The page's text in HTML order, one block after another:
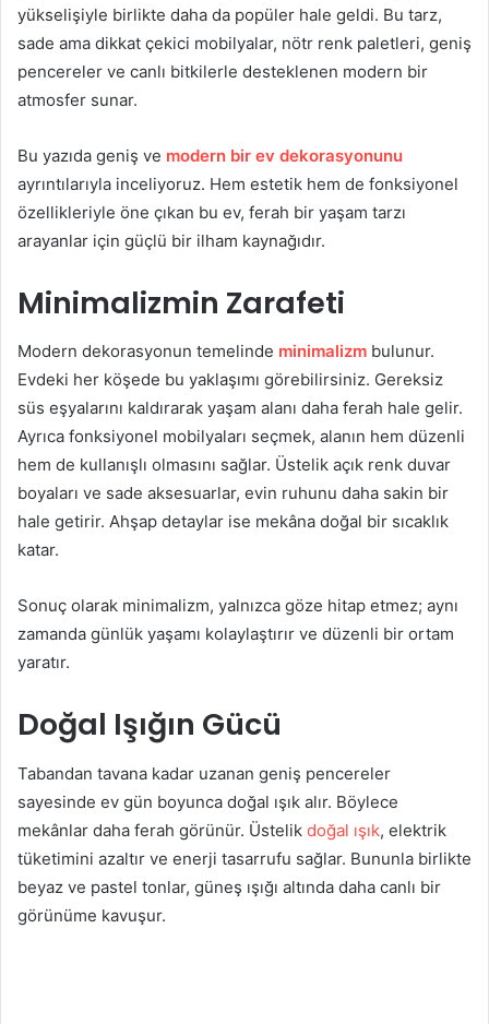
yükselişiyle birlikte daha da popüler hale geldi. Bu tarz,
sade ama dikkat çekici mobilyalar, nötr renk paletleri, geniş
pencereler ve canlı bitkilerle desteklenen modern bir
atmosfer sunar.
Bu yazıda geniş ve modern bir ev dekorasyonunu
ayrıntılarıyla inceliyoruz. Hem estetik hem de fonksiyonel
özellikleriyle öne çıkan bu ev, ferah bir yaşam tarzı
arayanlar için güçlü bir ilham kaynağıdır.
Minimalizmin Zarafeti
Modern dekorasyonun temelinde minimalizm bulunur.
Evdeki her köşede bu yaklaşımı görebilirsiniz. Gereksiz
süs eşyalarını kaldırarak yaşam alanı daha ferah hale gelir.
Ayrıca fonksiyonel mobilyaları seçmek, alanın hem düzenli
hem de kullanışlı olmasını sağlar. Üstelik açık renk duvar
boyaları ve sade aksesuarlar, evin ruhunu daha sakin bir
hale getirir. Ahşap detaylar ise mekâna doğal bir sıcaklık
katar.
Sonuç olarak minimalizm, yalnızca göze hitap etmez; aynı
zamanda günlük yaşamı kolaylaştırır ve düzenli bir ortam
yaratır.
Doğal Işığın Gücü
Tabandan tavana kadar uzanan geniş pencereler
sayesinde ev gün boyunca doğal ışık alır. Böylece
mekânlar daha ferah görünür. Üstelik doğal ışık, elektrik
tüketimini azaltır ve enerji tasarrufu sağlar. Bununla birlikte
beyaz ve pastel tonlar, güneş ışığı altında daha canlı bir
görünüme kavuşur.